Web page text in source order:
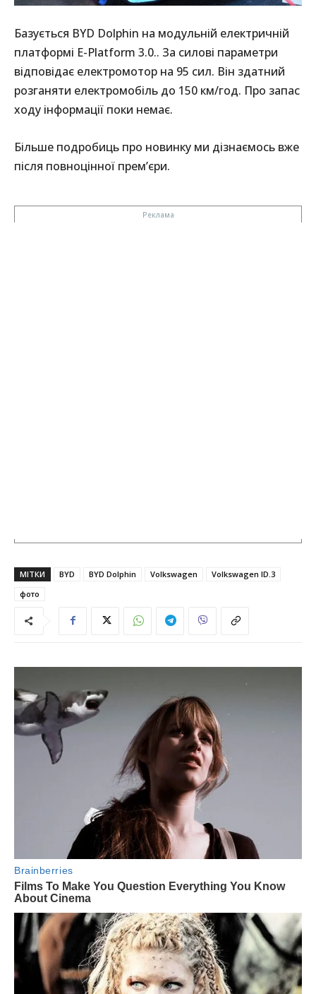
Базується BYD Dolphin на модульній електричній
платформі E-Platform 3.0.. За силові параметри
відповідає електромотор на 95 сил. Він здатний
розганяти електромобіль до 150 км/год. Про запас
ходу інформації поки немає.
Більше подробиць про новинку ми дізнаємось вже
після повноцінної прем’єри.
МІТКИ BYD BYD Dolphin Volkswagen
Volkswagen ID.3
фото